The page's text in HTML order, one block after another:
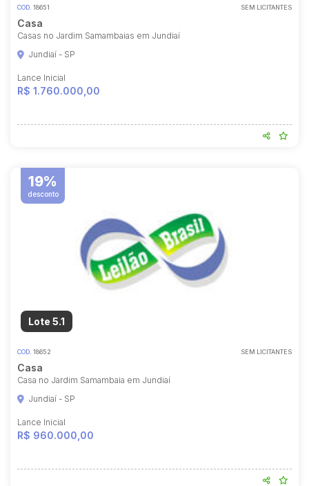
COD. 18651 SEM LICITANTES
Casa
Casas no Jardim Samambaias em Jundiaí
Jundiaí - SP
Lance Inicial
R$ 1.760.000,00
19%
desconto
Lote 5.1
COD. 18652 SEM LICITANTES
Casa
Casa no Jardim Samambaia em Jundiaí
Jundiaí - SP
Lance Inicial
R$ 960.000,00